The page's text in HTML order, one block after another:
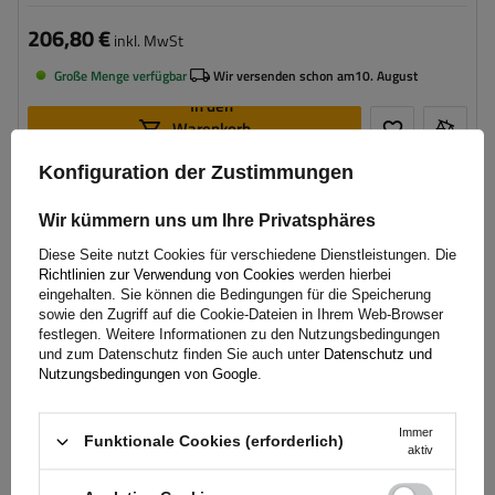
206,80 €inkl. MwSt
Große Menge verfügbar Wir versenden schon am10. August
In den
Warenkorb
Konfiguration der Zustimmungen
Wir kümmern uns um Ihre Privatsphäres
Diese Seite nutzt Cookies für verschiedene Dienstleistungen. Die
Richtlinien zur Verwendung von Cookies werden hierbei
eingehalten. Sie können die Bedingungen für die Speicherung
sowie den Zugriff auf die Cookie-Dateien in Ihrem Web-Browser
festlegen. Weitere Informationen zu den Nutzungsbedingungen
und zum Datenschutz finden Sie auch unter Datenschutz und
Nutzungsbedingungen von Google.
Funktionale Cookies (erforderlich)
Immer
aktiv